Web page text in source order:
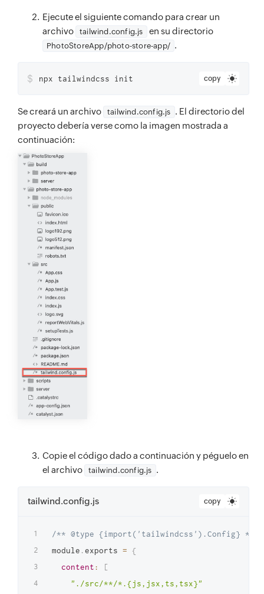
Ejecute el siguiente comando para crear un
archivo
tailwind.config.js en su directorio
PhotoStoreApp/photo-store-app/ .
copy
$ npx tailwindcss init
Se creará un archivo tailwind.config.js . El directorio del
proyecto debería verse como la imagen mostrada a
continuación:
Copie el código dado a continuación y péguelo en
el archivo
tailwind.config.js .
tailwind.config.js copy
/** @type {import('tailwindcss').Config} */
module .exports =
{
content:
[
"./src/**/*.{js,jsx,ts,tsx}"